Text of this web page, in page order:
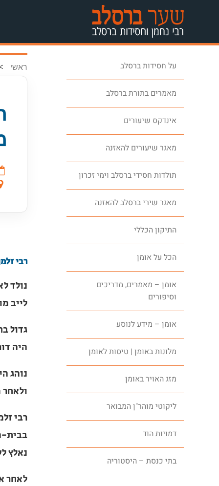
על חסידות ברסלב
מאמרים בתורת ברסלב
אינדקס שיעורים
מאגר שיעורים להאזנה
תולדות חסידי ברסלב וימי זכרון
מאגר שירי ברסלב להאזנה
התיקון הכללי
הכל על אומן
אומן – מאמרים, מדריכים
וסיפורים
אומן – מידע לנוסע
מלונות באומן | טיסות לאומן
מזג האויר באומן
ליקוטי מוהר"ן המבואר
דמויות הוד
בתי כנסת – היסטוריה
ראשי
רבי
נולד
גדול
דור
נוהג
מכן
רבי
נעלו
הבלע.
לאחר